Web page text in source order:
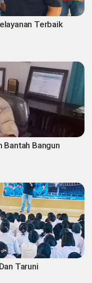
Terbaik
Bantah Bangun
Taruni